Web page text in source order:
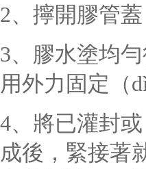
2、擰開膠管
3、膠水塗均
用外力固定（
4、將已灌封
成後，緊接著